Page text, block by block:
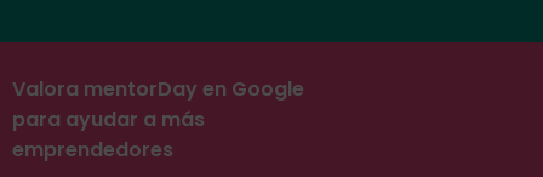
Valora mentorDay en Google
para ayudar a más
emprendedores